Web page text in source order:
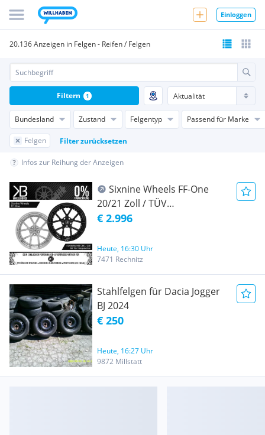
Einloggen
20.136 Anzeigen in Felgen - Reifen / Felgen
Bundesland Zustand Felgentyp Passend für Marke
Felgen Filter zurücksetzen
Filtern 1
Infos zur Reihung der Anzeigen
Sixnine Wheels FF-One
20/21 Zoll / TÜV
Teilegutachten / BMW M3
€ 2.996
Heute, 16:30 Uhr
7471 Rechnitz
Stahlfelgen für Dacia Jogger
BJ 2024
€ 250
Heute, 16:27 Uhr
9872 Millstatt